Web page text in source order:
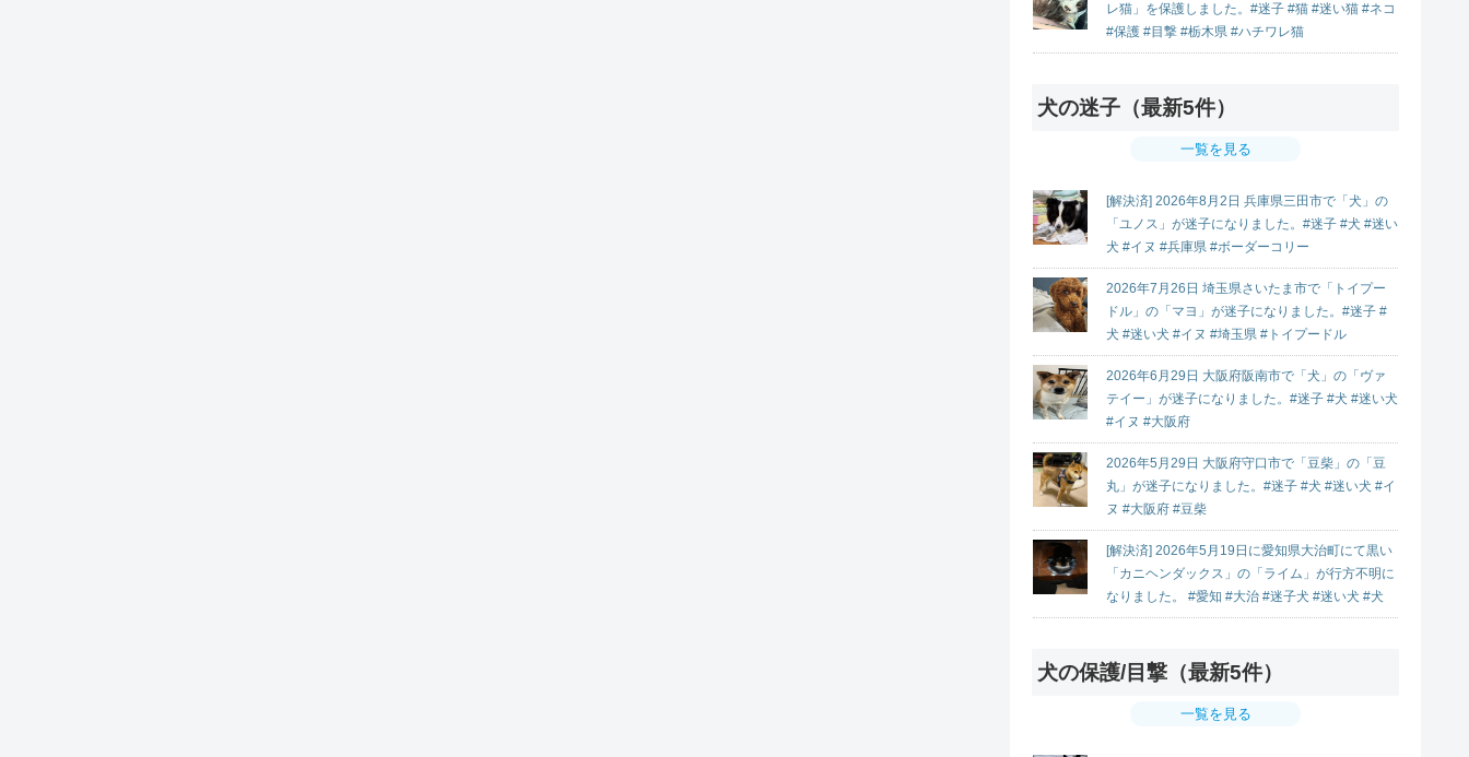
レ猫」を保護しました。#迷子 #猫 #迷い猫 #ネコ
#保護 #目撃 #栃木県 #ハチワレ猫
犬の迷子（最新5件）
一覧を見る
[解決済] 2026年8月2日 兵庫県三田市で「犬」の
「ユノス」が迷子になりました。#迷子 #犬 #迷い
犬 #イヌ #兵庫県 #ボーダーコリー
2026年7月26日 埼玉県さいたま市で「トイプー
ドル」の「マヨ」が迷子になりました。#迷子 #
犬 #迷い犬 #イヌ #埼玉県 #トイプードル
2026年6月29日 大阪府阪南市で「犬」の「ヴァ
テイー」が迷子になりました。#迷子 #犬 #迷い犬
#イヌ #大阪府
2026年5月29日 大阪府守口市で「豆柴」の「豆
丸」が迷子になりました。#迷子 #犬 #迷い犬 #イ
ヌ #大阪府 #豆柴
[解決済] 2026年5月19日に愛知県大治町にて黒い
「カニヘンダックス」の「ライム」が行方不明に
なりました。 #愛知 #大治 #迷子犬 #迷い犬 #犬
犬の保護/目撃（最新5件）
一覧を見る